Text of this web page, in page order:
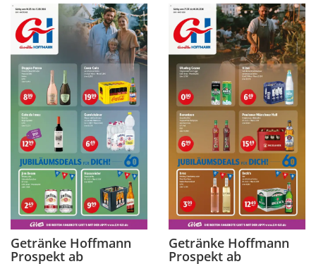
Getränke Hoffmann
Prospekt ab
Getränke Hoffmann
Prospekt ab